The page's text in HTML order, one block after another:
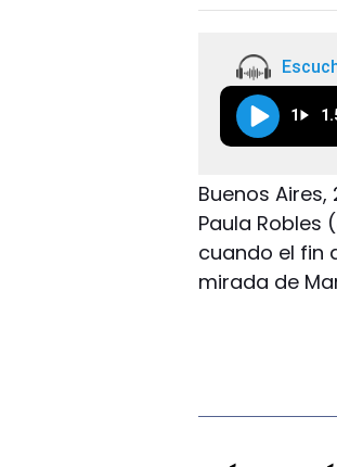
1
Buenos
Paula
cuando el fin
mirada de